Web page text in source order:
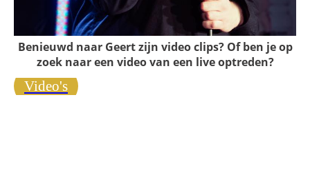
Benieuwd naar Geert zijn video clips? Of ben je op
zoek naar een video van een live optreden?
Video's